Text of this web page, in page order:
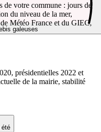
galeuses
été
votre commune : jours de
du niveau de la mer,
de Météo France et du GIEC,
présidentielles 2022 et
de la mairie, stabilité